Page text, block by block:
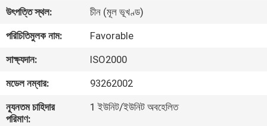
আমাদের
সম্পর্কে
কারখানা
ভ্রমণ
উৎপত্তি স্থল:
চীন (মূল ভূখণ্ড)
পরিচিতিমুলক নাম:
Favorable
সাক্ষ্যদান:
ISO2000
মডেল নম্বার:
93262002
ন্যূনতম চাহিদার
পরিমাণ:
1 ইউনিট/ইউনিট অবহেলিত